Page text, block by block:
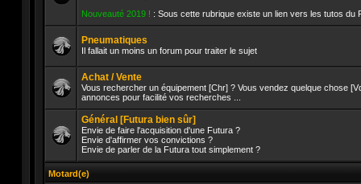
Aucun
message
non
Nouveauté 2019 ! : Sous cette rubrique existe un lien vers les tutos du
message
non
Pneumatiques
Il fallait un moins un forum pour traiter le sujet
Aucun
message
non
Achat / Vente
Vous rechercher un équipement [Chr] ? Vous vendez quelque chose
annonces pour facilité vos recherches ...
Aucun
message
lu
Général [Futura bien sûr]
Envie de faire l'acquisition d'une Futura ?
Envie d'affirmer vos convictions ?
Envie de parler de la Futura tout simplement ?
Motard(e)